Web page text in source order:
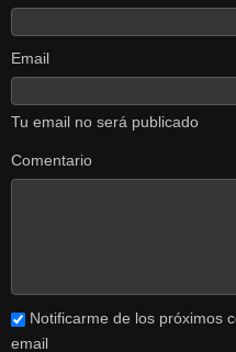
Email
Tu email no será publicado
Comentario
Notificarme de los próximos
email